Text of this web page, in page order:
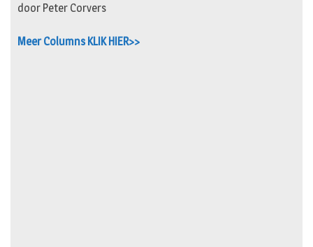
door Peter Corvers
Meer Columns KLIK HIER>>